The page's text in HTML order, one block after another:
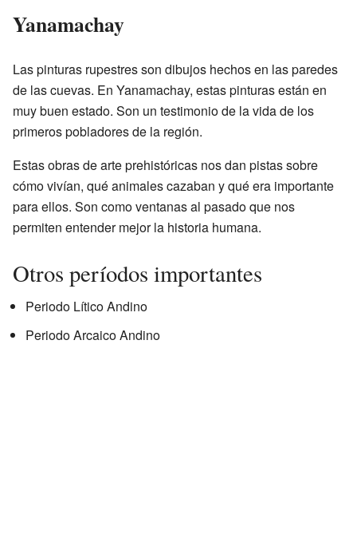
Yanamachay
Las pinturas rupestres son dibujos hechos en las paredes
de las cuevas. En Yanamachay, estas pinturas están en
muy buen estado. Son un testimonio de la vida de los
primeros pobladores de la región.
Estas obras de arte prehistóricas nos dan pistas sobre
cómo vivían, qué animales cazaban y qué era importante
para ellos. Son como ventanas al pasado que nos
permiten entender mejor la historia humana.
Otros períodos importantes
Periodo Lítico Andino
Periodo Arcaico Andino